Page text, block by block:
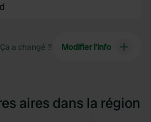
Ça a changé ? Modifier l’info
aires dans la région